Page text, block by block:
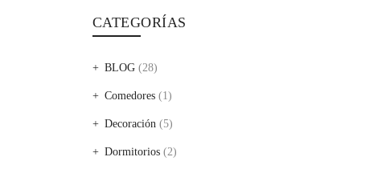
CATEGORÍAS
BLOG(28)
Comedores(1)
Decoración(5)
Dormitorios(2)